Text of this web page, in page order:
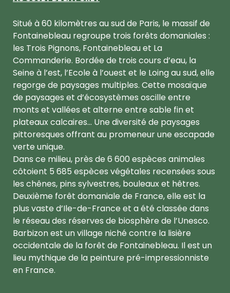
Situé à 60 kilomètres au sud de Paris, le massif de
Fontainebleau regroupe trois forêts domaniales :
les Trois Pignons, Fontainebleau et La
Commanderie. Bordée de trois cours d’eau, la
Seine à l’est, l’Ecole à l’ouest et le Loing au sud, elle
regorge de paysages multiples. Cette mosaïque
de paysages et d’écosystèmes oscille entre
monts et vallées et alterne entre sable fin et
plateaux calcaires… Une diversité de paysages
pittoresques offrant au promeneur une escapade
verte unique.
Dans ce milieu, près de 6 600 espèces animales
côtoient 5 685 espèces végétales recensées sous
les chênes, pins sylvestres, bouleaux et hêtres.
Deuxième forêt domaniale de France, elle est la
plus vaste d’Ile-de-France et a été classée dans
le réseau des réserves de biosphère de l’Unesco.
Barbizon est un village niché contre la lisière
occidentale de la forêt de Fontainebleau. Il est un
lieu mythique de la peinture pré-impressionniste
en France.